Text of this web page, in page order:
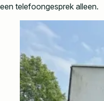
een telefoongesprek alleen.